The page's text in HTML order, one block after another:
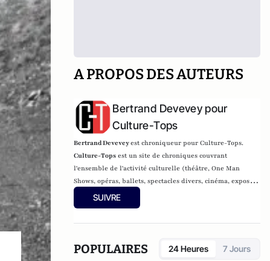
A PROPOS DES AUTEURS
Bertrand Devevey pour
Culture-Tops
Bertrand Deveveyest chroniqueur pour Culture-Tops.
Culture-Tops est un site de chroniques couvrant
l'ensemble de l'activité culturelle (théâtre, One Man
Shows, opéras, ballets, spectacles divers, cinéma, expos,
livres, etc.).
SUIVRE
POPULAIRES 24 Heures 7 Jours